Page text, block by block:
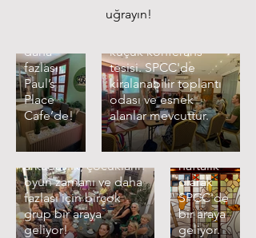
uğrayın!
daha
fazlası
Paul’s
Place
Cafe’de!
Antalya'nın turistik
küçük konferans
tesisi. SPCC'de
kiralanabilir toplantı
odası ve esnek
alanlar mevcuttur.
Kültür Merkezi
faaliyetleri
Kaleiçi'ndeki
mekanımızda sohbet,
arkadaşlık, çocukların
oyun zamanı ve daha
fazlası için birçok
grup bir araya
geliyor!
Türkçe ve
Rusça
konuşan
cemaatler
ibadet ve
dayanışma
için
haftalık
olarak
SPCC'de
bir araya
geliyor.